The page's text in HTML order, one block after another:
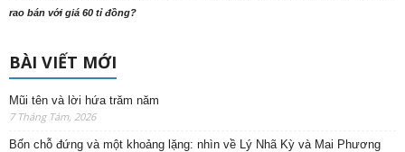
rao bán với giá 60 tỉ đồng?
BÀI VIẾT MỚI
Mũi tên và lời hứa trăm năm
7 Tháng Tám, 2026
Bốn chỗ đứng và một khoảng lặng: nhìn về Lý Nhã Kỳ và Mai Phương